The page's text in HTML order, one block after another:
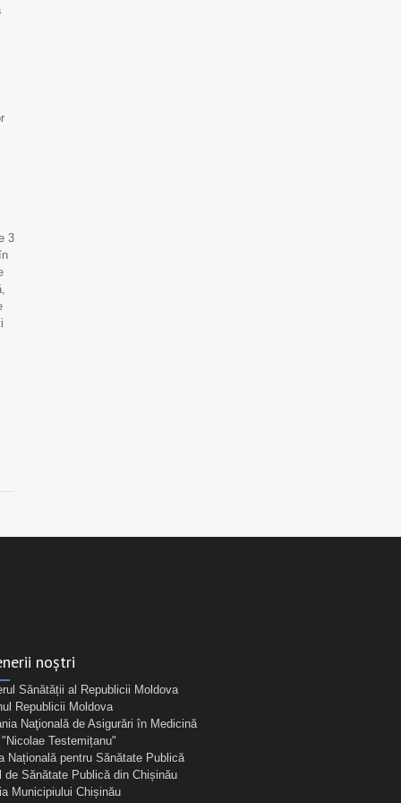
3
noștri
Sănătății al Republicii Moldova
Republicii Moldova
Naţională de Asigurări în Medicină
Testemițanu"
Națională pentru Sănătate Publică
de Sănătate Publică din Chișinău
Municipiului Chișinău